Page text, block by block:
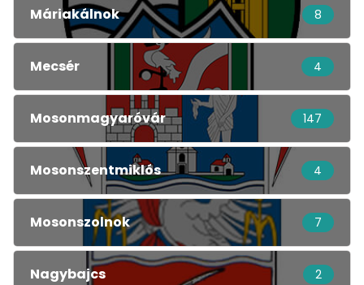
Máriakálnok 8
Mecsér 4
Mosonmagyaróvár 147
Mosonszentmiklós 4
Mosonszolnok 7
Nagybajcs 2